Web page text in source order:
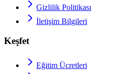
Gizlilik Politikası
İletişim Bilgileri
Keşfet
Eğitim Ücretleri